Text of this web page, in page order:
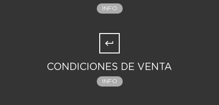
INFO
CONDICIONES DE VENTA
INFO